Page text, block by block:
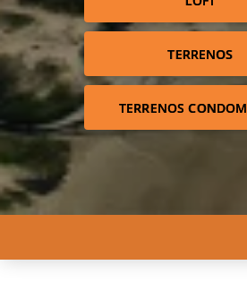
TERRENOS
TERRENOS